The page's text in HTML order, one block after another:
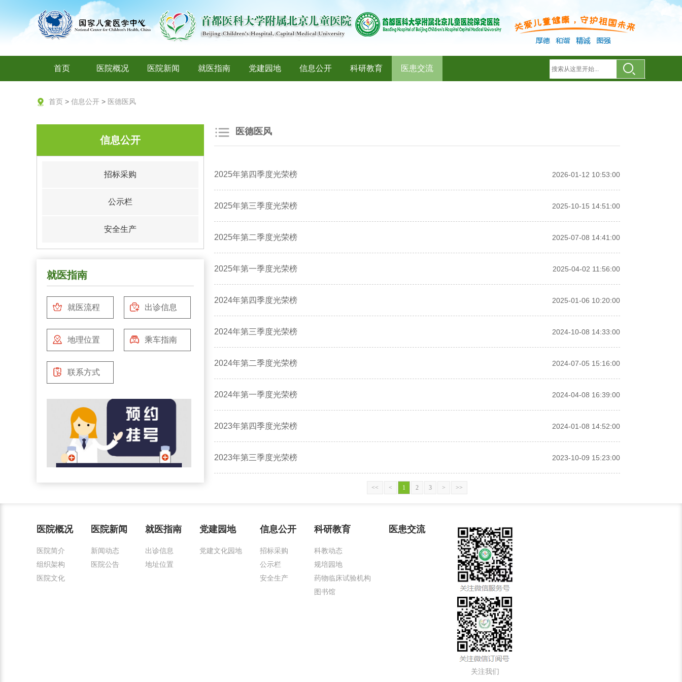
首页 医院概况 医院新闻 就医指南 党建园地 信息公开 科研教育 医患交流
首页 > 信息公开 > 医德医风
信息公开
招标采购
公示栏
安全生产
就医指南
就医流程 出诊信息
地理位置 乘车指南
联系方式
医德医风
2025年第四季度光荣榜 2026-01-12 10:53:00
2025年第三季度光荣榜 2025-10-15 14:51:00
2025年第二季度光荣榜 2025-07-08 14:41:00
2025年第一季度光荣榜 2025-04-02 11:56:00
2024年第四季度光荣榜 2025-01-06 10:20:00
2024年第三季度光荣榜 2024-10-08 14:33:00
2024年第二季度光荣榜 2024-07-05 15:16:00
2024年第一季度光荣榜 2024-04-08 16:39:00
2023年第四季度光荣榜 2024-01-08 14:52:00
2023年第三季度光荣榜 2023-10-09 15:23:00
<< < 1 2 3 > >>
医院概况
医院简介
组织架构
医院文化
医院新闻
新闻动态
医院公告
就医指南
出诊信息
地址位置
党建园地
党建文化园地
信息公开
招标采购
公示栏
安全生产
科研教育
科教动态
规培园地
药物临床试验机构
图书馆
医患交流
关注我们